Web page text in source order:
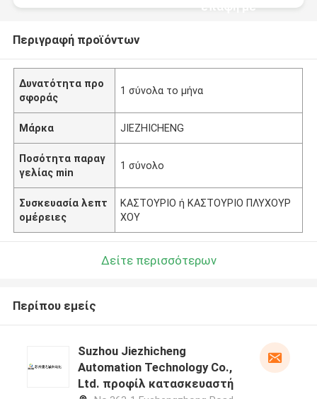
επαφή με
Περιγραφή προϊόντων
Δυνατότητα προ
σφοράς
1 σύνολα το μήνα
Μάρκα JIEZHICHENG
Ποσότητα παραγ
γελίας min
1 σύνολο
Συσκευασία λεπτ
ομέρειες
ΚΑΣΤΟΥΡΙΟ ή ΚΑΣΤΟΥΡΙΟ ΠΛΥΧΟΥΡ
ΧΟΥ
Δείτε περισσότερων
Περίπου εμείς
Suzhou Jiezhicheng
Automation Technology Co.,
Ltd. προφίλ κατασκευαστή